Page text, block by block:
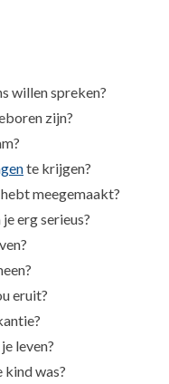
willen spreken?
zijn?
te krijgen?
meegemaakt?
erg serieus?
eruit?
leven?
kind was?